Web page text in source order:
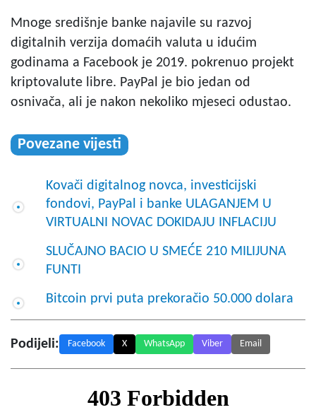
Mnoge središnje banke najavile su razvoj
digitalnih verzija domaćih valuta u idućim
godinama a Facebook je 2019. pokrenuo projekt
kriptovalute libre. PayPal je bio jedan od
osnivača, ali je nakon nekoliko mjeseci odustao.
Povezane vijesti
Kovači digitalnog novca, investicijski
fondovi, PayPal i banke ULAGANJEM U
VIRTUALNI NOVAC DOKIDAJU INFLACIJU
SLUČAJNO BACIO U SMEĆE 210 MILIJUNA
FUNTI
Bitcoin prvi puta prekoračio 50.000 dolara
Podijeli: Facebook X WhatsApp Viber Email